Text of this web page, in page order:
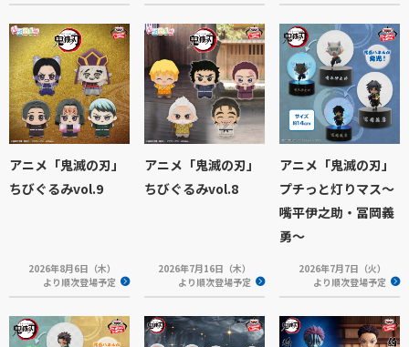
アニメ「鬼滅の刃」
ちびぐるみvol.9
2026年8月6日（木）
より順次登場予定
アニメ「鬼滅の刃」
ちびぐるみvol.8
2026年7月16日（木）
より順次登場予定
アニメ「鬼滅の刃」
プチっと灯りマス～
嘴平伊之助・冨岡義
勇～
2026年7月7日（火）
より順次登場予定